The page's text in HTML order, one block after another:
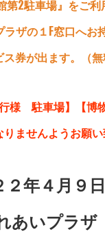
第2駐車場』をご利
ザの１F窓口へお
券が出ます。（無
様 駐車場】【博
ませんようお願い
年４月９日
あいプラ